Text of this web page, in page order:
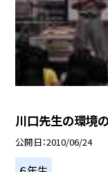
川口先生の環境
公開日 2010/06/24